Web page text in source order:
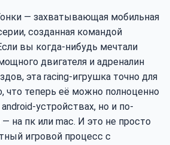
— захватывающая мобильная
созданная командой
вы когда-нибудь мечтали
двигателя и адреналин
эта racing-игрушка точно для
что теперь её можно полноценно
устройствах, но и по-
на пк или mac. И это не просто
игровой процесс с